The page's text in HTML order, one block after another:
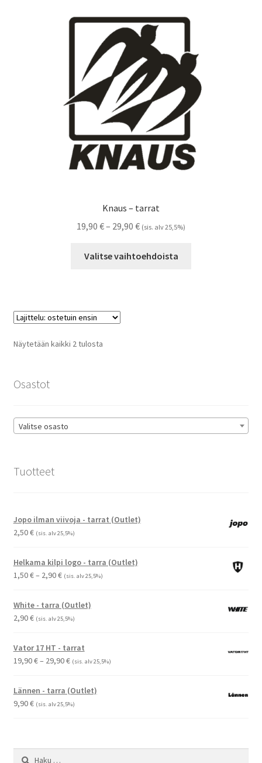
tuotteen
sivulla.
Knaus – tarrat
19,90 €– 29,90 €Hintaluokka:
-
(sis. alv 25,5%)
Valitse vaihtoehdoista
Näytetään kaikki 2 tulostaSuosituimmat
Osastot
Valitse osasto
Tuotteet
Jopo ilman viivoja - tarrat (Outlet)
2,50€ (sis. alv 25,5%)
Helkama kilpi logo - tarra (Outlet)
1,50€– 2,90€Hintaluokka:
-
2,90 €
(sis. alv 25,5%)
White - tarra (Outlet)
2,90€ (sis. alv 25,5%)
Vator 17 HT - tarrat
19,90€– 29,90€Hintaluokka:
-
29,90 €
(sis. alv 25,5%)
Lännen - tarra (Outlet)
9,90€ (sis. alv 25,5%)
Haku: